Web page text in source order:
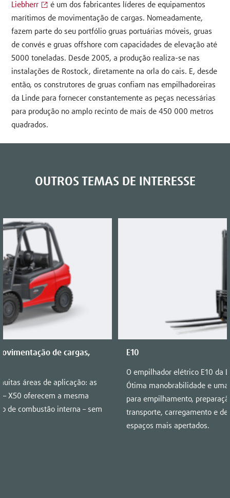
Liebherr
é um dos fabricantes líderes de equipamentos
marítimos de movimentação de cargas. Nomeadamente,
fazem parte do seu portfólio gruas portuárias móveis, gruas
de convés e gruas offshore com capacidades de elevação até
5000 toneladas. Desde 2005, a produção realiza-se nas
instalações de Rostock, diretamente na orla do cais. E, desde
então, os construtores de gruas confiam nas empilhadoreiras
da Linde para fornecer constantemente as peças necessárias
para produção no amplo recinto de mais de 450 000 metros
quadrados.
OUTROS TEMAS DE INTERESSE
de cargas,
áreas de aplicação: as
X50 oferecem a mesma
de combustão interna – sem
E10
O empilhador elétrico E10 da
Ótima manobrabilidade e
para empilhamento,
transporte, carregamento e
espaços mais apertados.